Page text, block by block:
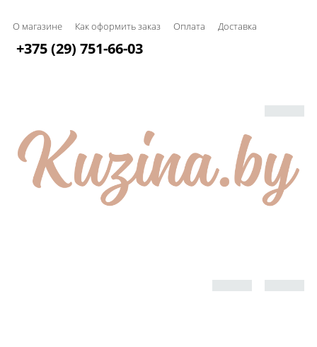
О магазине Как оформить заказ Оплата Доставка
+375 (29) 751-66-03